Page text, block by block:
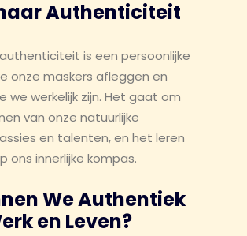
Authenticiteit
is een persoonlijke
onze maskers afleggen en
we werkelijk zijn. Het gaat om
van onze natuurlijke
en talenten, en het leren
ons innerlijke kompas.
We Authentiek
en Leven?